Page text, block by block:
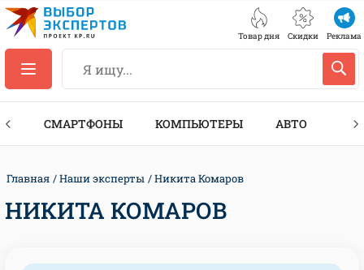
Товар дня Скидки Реклама
СМАРТФОНЫ КОМПЬЮТЕРЫ АВТО
Главная Наши эксперты Никита Комаров
НИКИТА КОМАРОВ